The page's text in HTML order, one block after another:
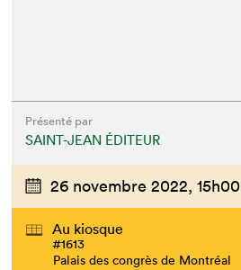
Présenté par
SAINT-JEAN ÉDITEUR
26 novembre 2022, 15h00
Au kiosque
#1613
Palais des congrès de Montréal